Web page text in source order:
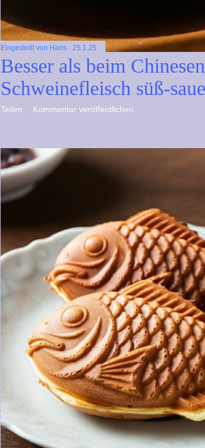
Eingestellt von Haris 25.1.25
Besser als beim
Schweinefleisch süß-
Teilen Kommentar veröffentlichen